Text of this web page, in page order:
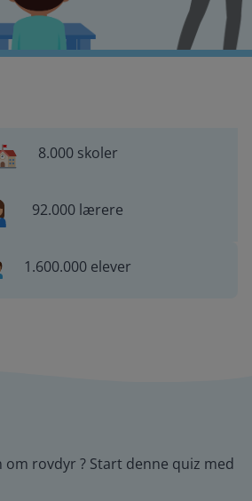
8.000 skoler
92.000 lærere
1.600.000 elever
om rovdyr ? Start denne quiz med